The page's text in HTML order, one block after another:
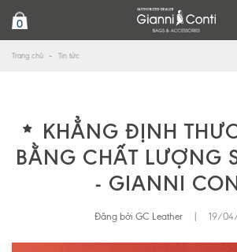
0
Trang chủ Tin tức
KHẲNG ĐỊNH
BẰNG CHẤT LƯỢNG
- GIANNI
Đăng bởi GC Leather 19/